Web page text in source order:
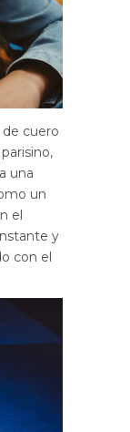
cuero
una
un
el
y
con el